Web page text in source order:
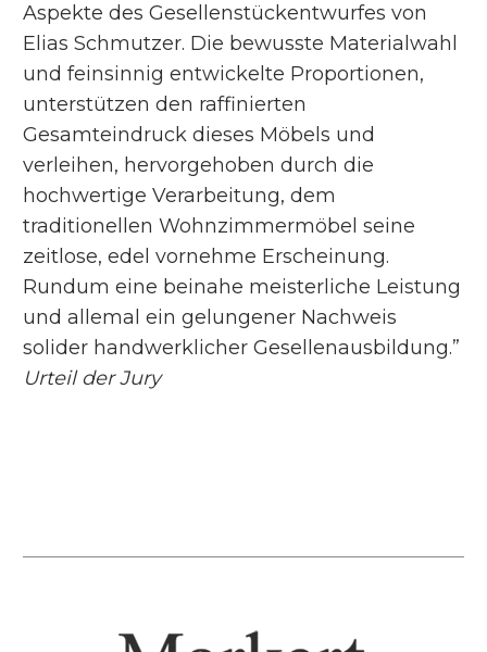
Aspekte des Gesellenstückentwurfes von
Elias Schmutzer. Die bewusste Materialwahl
und feinsinnig entwickelte Proportionen,
unterstützen den raffinierten
Gesamteindruck dieses Möbels und
verleihen, hervorgehoben durch die
hochwertige Verarbeitung, dem
traditionellen Wohnzimmermöbel seine
zeitlose, edel vornehme Erscheinung.
Rundum eine beinahe meisterliche Leistung
und allemal ein gelungener Nachweis
solider handwerklicher Gesellenausbildung.”
Urteil der Jury